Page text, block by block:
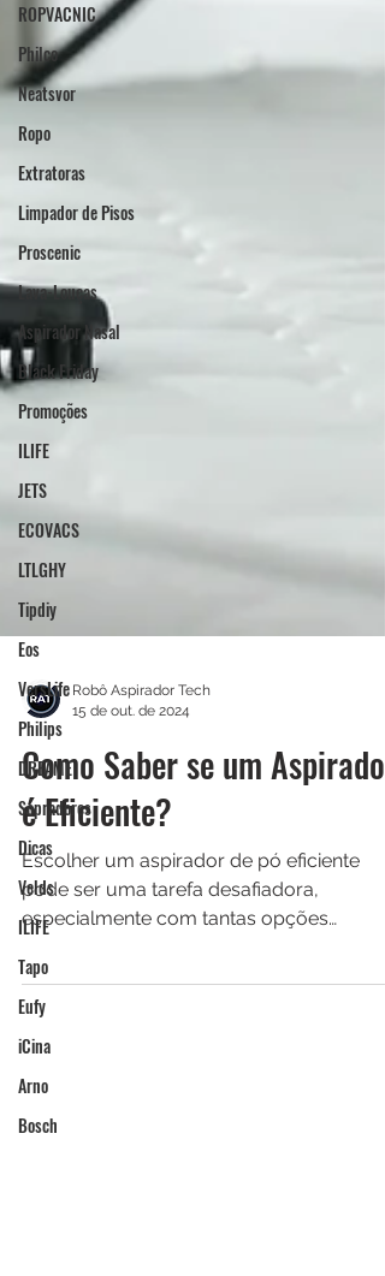
ROPVACNIC
Philco
Neatsvor
Ropo
Extratoras
Limpador de Pisos
Proscenic
Lava-Louças
Aspirador Nasal
Black Friday
Promoções
ILIFE
JETS
ECOVACS
LTLGHY
Tipdiy
Eos
VersLife
Philips
DREAME
Sopradores
Dicas
Velds
ILIFE
Tapo
Eufy
iCina
Arno
Bosch
15 de out. de 2024
Como Saber se um Aspirador
é Eficiente?
Escolher um aspirador de pó eficiente
especialmente com tantas opções
disponíveis no mercado.